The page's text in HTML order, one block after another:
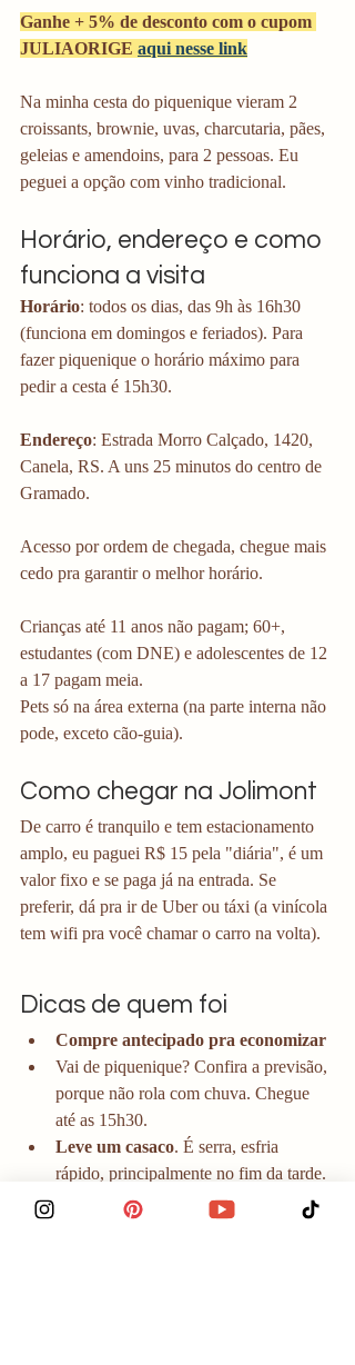
Ganhe + 5% de desconto com o cupom
JULIAORIGE aqui nesse link
Na minha cesta do piquenique vieram 2
croissants, brownie, uvas, charcutaria, pães,
geleias e amendoins, para 2 pessoas. Eu
peguei a opção com vinho tradicional.
Horário, endereço e como
funciona a visita
Horário: todos os dias, das 9h às 16h30
(funciona em domingos e feriados). Para
fazer piquenique o horário máximo para
pedir a cesta é 15h30.
Endereço: Estrada Morro Calçado, 1420,
Canela, RS. A uns 25 minutos do centro de
Gramado.
Acesso por ordem de chegada, chegue mais
cedo pra garantir o melhor horário.
Crianças até 11 anos não pagam; 60+,
estudantes (com DNE) e adolescentes de 12
a 17 pagam meia.
Pets só na área externa (na parte interna não
pode, exceto cão-guia).
Como chegar na Jolimont
De carro é tranquilo e tem estacionamento
amplo, eu paguei R$ 15 pela "diária", é um
valor fixo e se paga já na entrada. Se
preferir, dá pra ir de Uber ou táxi (a vinícola
tem wifi pra você chamar o carro na volta).
Dicas de quem foi
Compre antecipado pra economizar
Vai de piquenique? Confira a previsão,
porque não rola com chuva. Chegue
até as 15h30.
Leve um casaco. É serra, esfria
rápido, principalmente no fim da tarde.
Aproveite que está na serra e encaixe